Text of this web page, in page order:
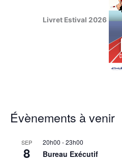
Livret Estival 2026
Évènements à venir
SEP
8
20h00 -23h00
Bureau Exécutif